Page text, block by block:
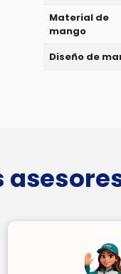
Material de
mango
Diseño de